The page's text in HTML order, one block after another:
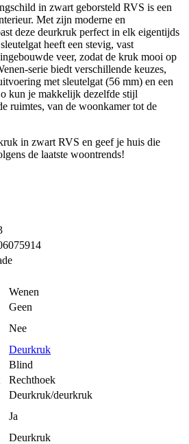
in zwart geborsteld RVS is een
Met zijn moderne en
deze deurkruk perfect in elk eigentijds
heeft een stevig, vast
veer, zodat de kruk mooi op
serie biedt verschillende keuzes,
met sleutelgat (56 mm) en een
kun je makkelijk dezelfde stijl
ruimtes, van de woonkamer tot de
in zwart RVS en geef je huis die
de laatste woontrends!
Wenen
Geen
Nee
Deurkruk
Blind
Rechthoek
Deurkruk/deurkruk
Ja
Deurkruk